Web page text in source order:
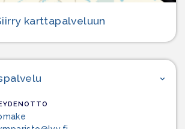
karttapalveluun